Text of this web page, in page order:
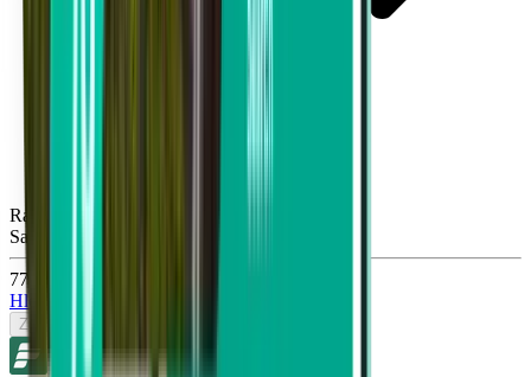
Raleigh RDU
Sat, Sep 26
776 Kč
Hledat
Zpáteční